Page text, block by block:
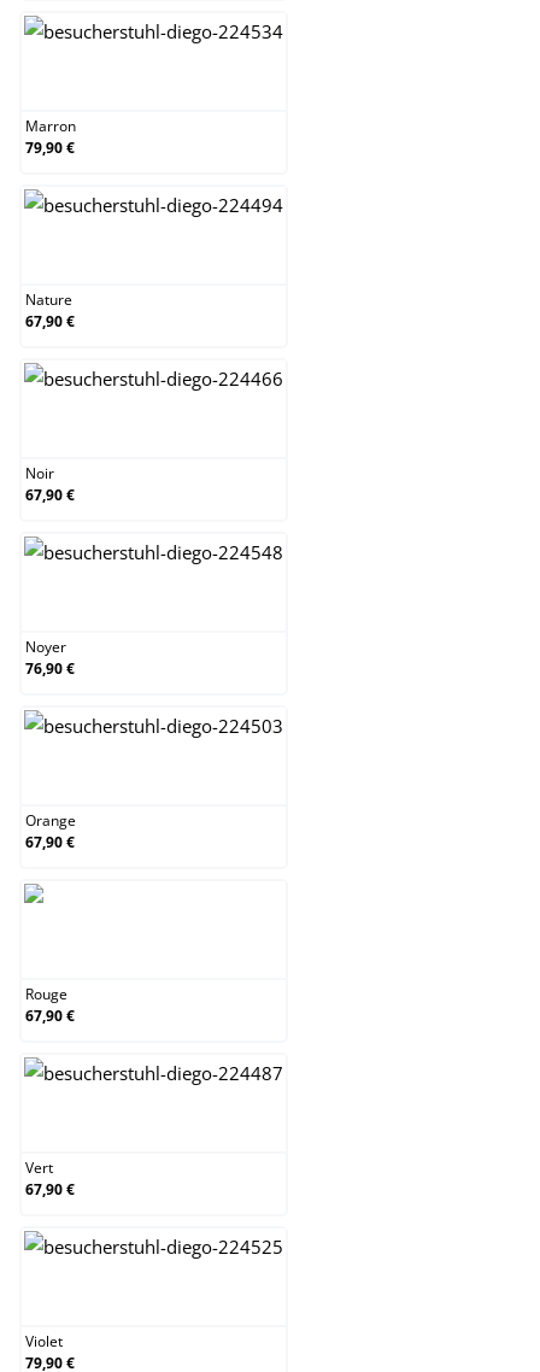
Marron
79,90 €
Nature
67,90 €
Noir
67,90 €
Noyer
76,90 €
Orange
67,90 €
Rouge
67,90 €
Vert
67,90 €
Violet
79,90 €